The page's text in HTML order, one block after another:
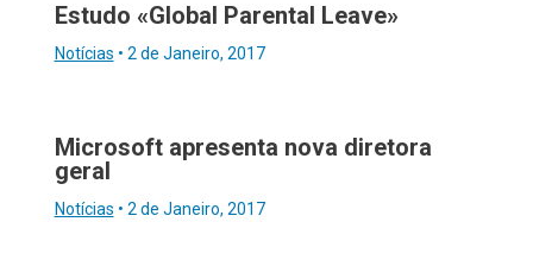
Estudo «Global Parental Leave»
Notícias • 2 de Janeiro, 2017
Microsoft apresenta nova diretora
geral
Notícias • 2 de Janeiro, 2017